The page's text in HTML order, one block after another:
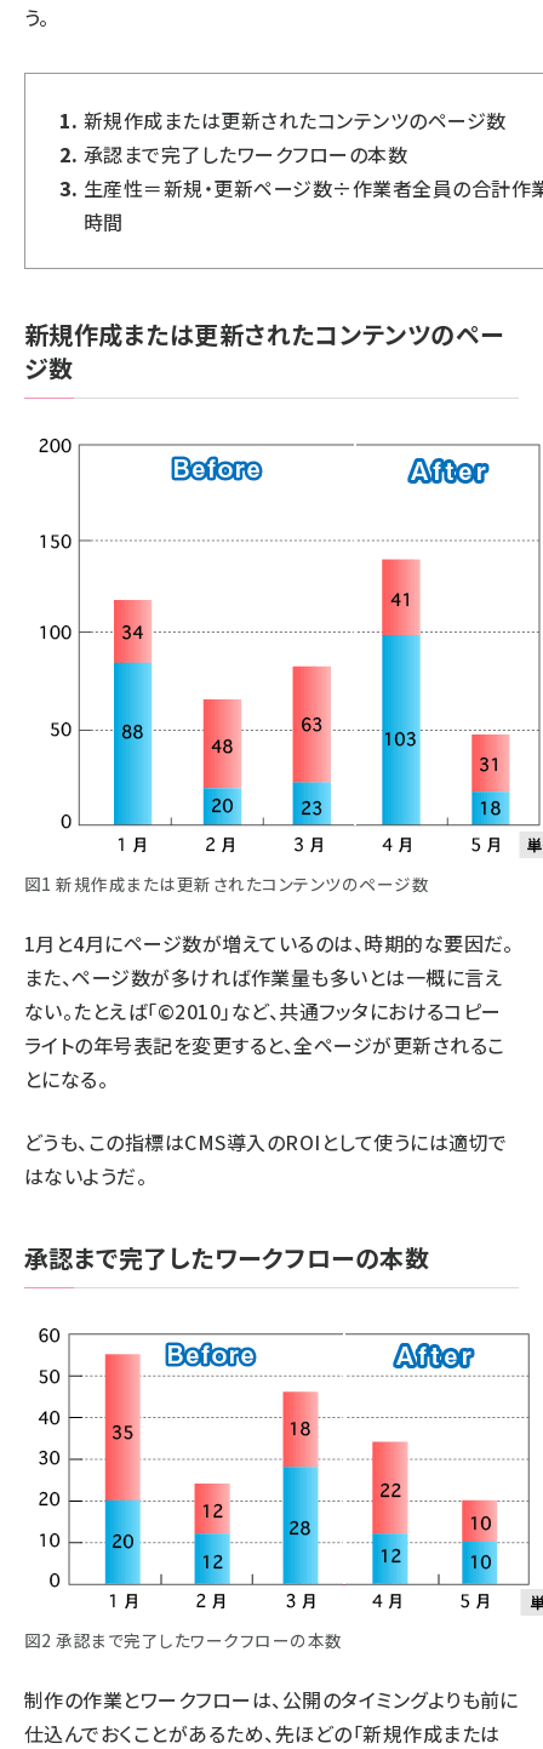
う。
新規作成または更新されたコンテンツのページ数
承認まで完了したワークフローの本数
生産性＝新規・更新ページ数÷作業者全員の合計作
時間
新規作成または更新されたコンテンツのペー
ジ数
図1 新規作成または更新されたコンテンツのページ数
1月と4月にページ数が増えているのは、時期的な要因だ。
また、ページ数が多ければ作業量も多いとは一概に言え
ない。たとえば「©2010」など、共通フッタにおけるコピー
ライトの年号表記を変更すると、全ページが更新されるこ
とになる。
どうも、この指標はCMS導入のROIとして使うには適切で
はないようだ。
承認まで完了したワークフローの本数
図2 承認まで完了したワークフローの本数
制作の作業とワークフローは、公開のタイミングよりも前に
仕込んでおくことがあるため、先ほどの「新規作成または